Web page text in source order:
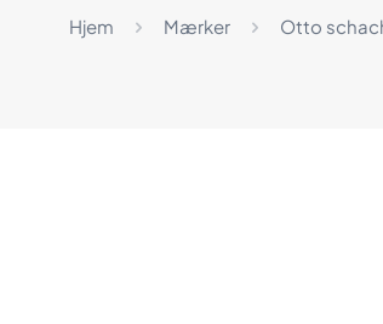
Hjem Mærker Otto